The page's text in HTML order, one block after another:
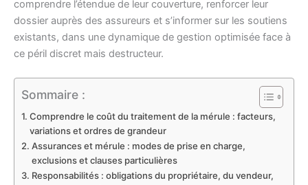
comprendre l’étendue de leur couverture, renforcer leur
dossier auprès des assureurs et s’informer sur les soutiens
existants, dans une dynamique de gestion optimisée face à
ce péril discret mais destructeur.
Sommaire :
Comprendre le coût du traitement de la mérule : facteurs,
variations et ordres de grandeur
Assurances et mérule : modes de prise en charge,
exclusions et clauses particulières
Responsabilités : obligations du propriétaire, du vendeur,